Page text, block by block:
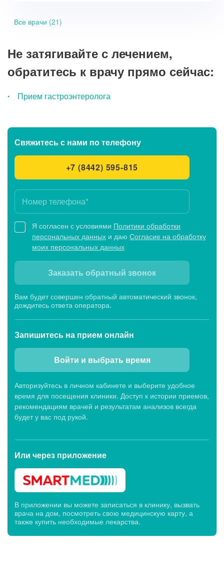
Все врачи (21)
Не затягивайте с лечением,
обратитесь к врачу прямо сейчас:
Прием гастроэнтеролога
Свяжитесь с нами по телефону
+7 (8442) 595-815
Я согласен с условиями Политики обработки
персональных данных и даю Согласие на обработку
моих персональных данных
Заказать обратный звонок
Вам будет совершен обратный автоматический звонок,
дождитесь ответа оператора.
Запишитесь на прием онлайн
Войти и выбрать время
Авторизуйтесь в личном кабинете и выберите удобное
время для посещения клиники. Доступ к истории приемов,
рекомендациям врачей и результатам анализов всегда
будет у вас под рукой.
Или через приложение
В приложении вы можете записаться в клинику, вызвать
врача на дом, посмотреть свою медицинскую карту, а
также купить необходимые лекарства.